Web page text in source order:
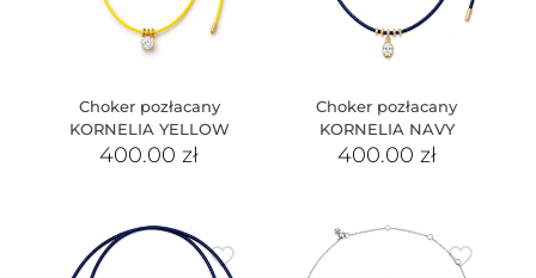
Choker pozłacany
KORNELIA YELLOW
400.00zł
Choker pozłacany
KORNELIA NAVY
400.00 zł